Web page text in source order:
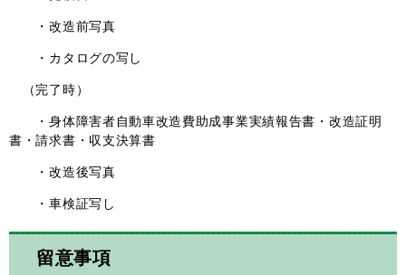
・改造前写真
・カタログの写し
（完了時）
・身体障害者自動車改造費助成事業実績報告書・改造証明
書・請求書・収支決算書
・改造後写真
・車検証写し
留意事項